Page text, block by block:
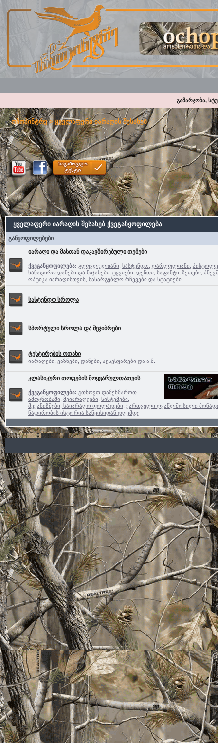
გამარჯობა,
ოჩოპინტრე>ყველაფერი იარაღის შესახებ
ყველაფერი იარაღის შესახებ ქვეგანყოფილება
განყოფილებები
იარაღი და მასთან დაკავშირებული თემები
ქვეგანყოფილება: გლუვლულიანი სასტენდო ღარლულიანი
სანადირო დანები და ნაჯახები ტყვიები, დენთი, საფანტი, ზეთები
ოპტიკა იარაღისთვის, სასარგებლო რჩევები და სტატიები
სასტენდო სროლა
სპორტული სროლა და შეჯიბრები
ტესტირების ოთახი
იარაღები, ვაზნები, დანები, აქსესუარები და ა.შ.
კლასიკური თოფების მოყვარულთათვის
ქვეგანყოფილება: გთხოვთ დამეხმაროთ
ამოცნობაში მეიარაღეები სისტემები,
მექანიზმები, საიარაღო ფოლადები ქართველი ღვაწლმოსილი
ნადირობის ისტორია საწყისიდან დღემდე